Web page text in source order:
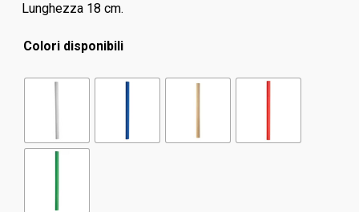
Lunghezza 18 cm.
Colori disponibili